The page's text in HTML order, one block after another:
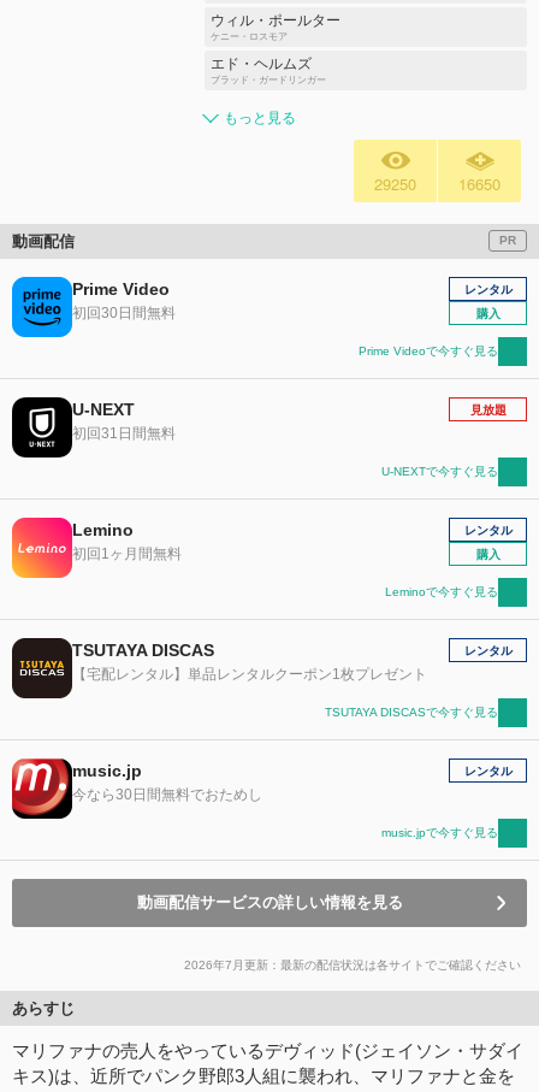
ウィル・ポールター
ケニー・ロスモア
エド・ヘルムズ
ブラッド・ガードリンガー
もっと見る
29250 16650
動画配信 PR
Prime Video
初回30日間無料
レンタル
購入
Prime Videoで今すぐ見る
U-NEXT
初回31日間無料
見放題
U-NEXTで今すぐ見る
Lemino
初回1ヶ月間無料
レンタル
購入
Leminoで今すぐ見る
TSUTAYA DISCAS
【宅配レンタル】単品レンタルクーポン1枚プレゼント
レンタル
TSUTAYA DISCASで今すぐ見る
music.jp
今なら30日間無料でおためし
レンタル
music.jpで今すぐ見る
動画配信サービスの詳しい情報を見る
2026年7月更新：最新の配信状況は各サイトでご確認ください
あらすじ
マリファナの売人をやっているデヴィッド(ジェイソン・サダイ
キス)は、近所でパンク野郎3人組に襲われ、マリファナと金を